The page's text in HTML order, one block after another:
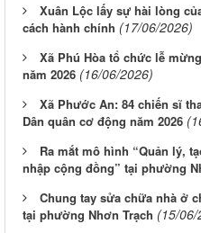
Xuân Lộc lấy sự hài lòng
cách hành chính (17/06/2026)
Xã Phú Hòa tổ chức lễ
năm 2026 (16/06/2026)
Xã Phước An: 84 chiến sĩ
Dân quân cơ động năm 2026
Ra mắt mô hình “Quản lý,
nhập cộng đồng” tại phường
Chung tay sửa chữa nhà ở
tại phường Nhơn Trạch (15/06/